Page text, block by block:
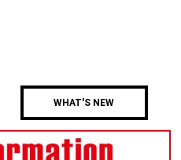
WHAT'S NEW